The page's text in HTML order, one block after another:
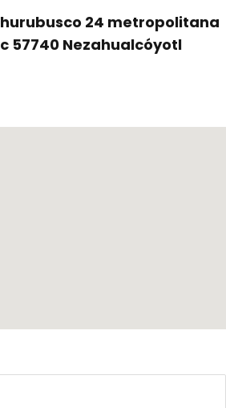
24 metropolitana
57740 Nezahualcóyotl